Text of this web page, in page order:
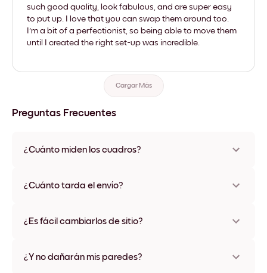
such good quality, look fabulous, and are super easy
to put up. I love that you can swap them around too.
I'm a bit of a perfectionist, so being able to move them
until I created the right set-up was incredible.
Cargar Más
Preguntas Frecuentes
¿Cuánto miden los cuadros?
varios materiales y colores de marco, incluidas opciones sin
¿Cuánto tarda el envío?
disponibles en algunos países. Te enviaremos un número de
¿Es fácil cambiarlos de sitio?
ningún daño
¿Y no dañarán mis paredes?